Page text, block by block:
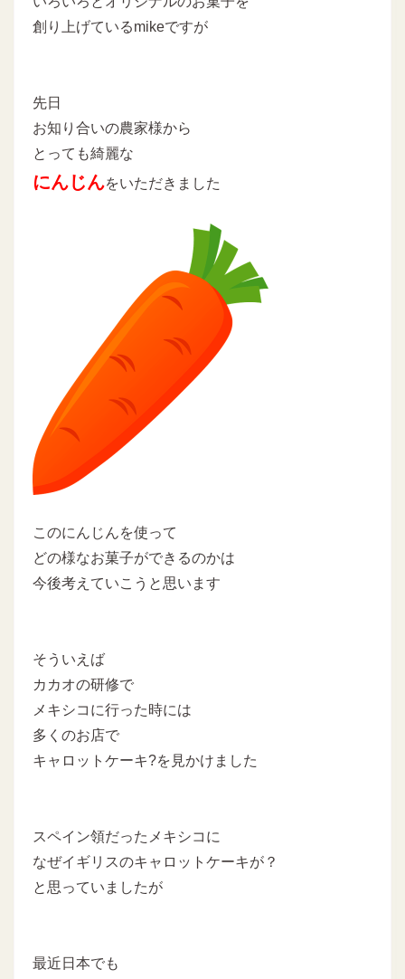
創り上げているmikeですが
先日
お知り合いの農家様から
とっても綺麗な
にんじんをいただきました
このにんじんを使って
どの様なお菓子ができるのかは
今後考えていこうと思います
そういえば
カカオの研修で
メキシコに行った時には
多くのお店で
キャロットケーキ?を見かけました
スペイン領だったメキシコに
なぜイギリスのキャロットケーキが？
と思っていましたが
最近日本でも